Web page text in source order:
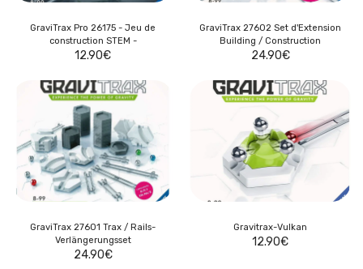
GraviTrax Pro 26175 - Jeu de
construction STEM -
12.90€
GraviTrax 27602 Set d'Extension
Building / Construction
24.90€
GraviTrax 27601 Trax / Rails-
Verlängerungsset
24.90€
Gravitrax-Vulkan
12.90€